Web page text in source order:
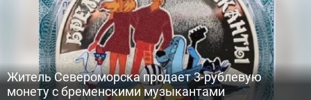
Житель Североморска продает 3-рублевую
монету с бременскими музыкантами